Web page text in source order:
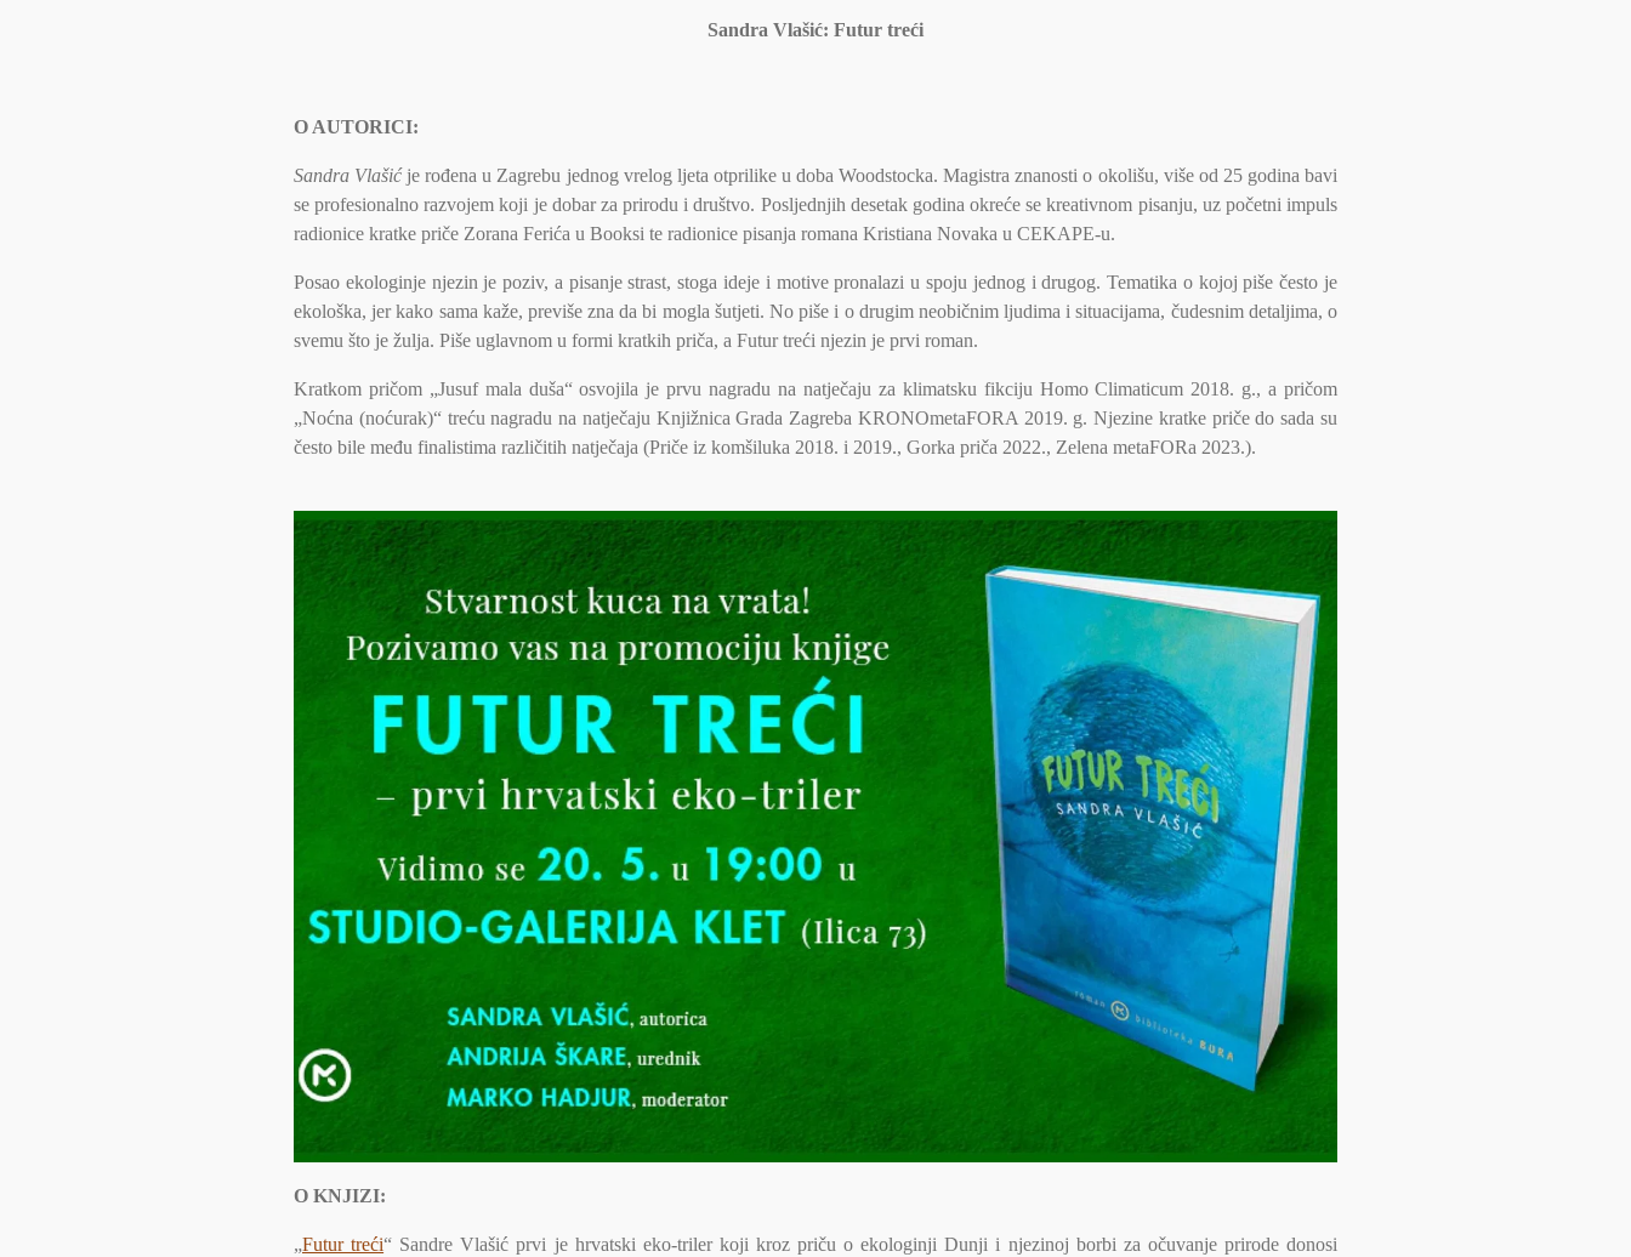
Sandra Vlašić: Futur treći
O AUTORICI:
Sandra Vlašićje rođena u Zagrebu jednog vrelog ljeta otprilike u doba Woodstocka. Magistra znanosti o okolišu, više od 25 godina bavi
se profesionalno razvojem koji je dobar za prirodu i društvo. Posljednjih desetak godina okreće se kreativnom pisanju, uz početni impuls
radionice kratke priče Zorana Ferića u Booksi te radionice pisanja romana Kristiana Novaka u CEKAPE-u.
Posao ekologinje njezin je poziv, a pisanje strast, stoga ideje i motive pronalazi u spoju jednog i drugog. Tematika o kojoj piše često je
ekološka, jer kako sama kaže, previše zna da bi mogla šutjeti. No piše i o drugim neobičnim ljudima i situacijama, čudesnim detaljima, o
svemu što je žulja. Piše uglavnom u formi kratkih priča, a Futur treći njezin je prvi roman.
Kratkom pričom „Jusuf mala duša“ osvojila je prvu nagradu na natječaju za klimatsku fikciju Homo Climaticum 2018. g., a pričom
„Noćna (noćurak)“ treću nagradu na natječaju Knjižnica Grada Zagreba KRONOmetaFORA 2019. g. Njezine kratke priče do sada su
često bile među finalistima različitih natječaja (Priče iz komšiluka 2018. i 2019., Gorka priča 2022., Zelena metaFORa 2023.).
O KNJIZI:
„Futur treći“ Sandre Vlašić prvi je hrvatski eko-triler koji kroz priču o ekologinji Dunji i njezinoj borbi za očuvanje prirode donosi